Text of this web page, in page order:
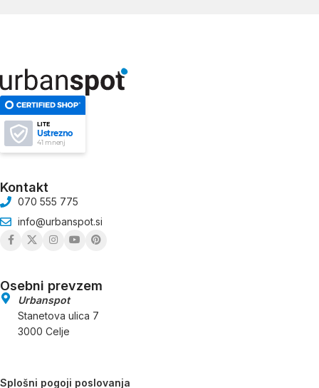
LITE
Ustrezno
41 mnenj
Kontakt
070 555 775
info@urbanspot.si
Osebni prevzem
Urbanspot
Stanetova ulica 7
3000 Celje
Splošni pogoji poslovanja